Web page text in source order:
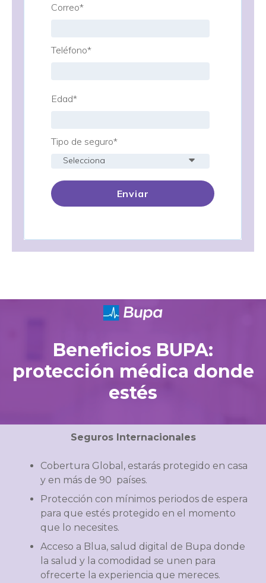
Correo*
Teléfono*
Edad*
Tipo de seguro*
Beneficios BUPA:
protección médica donde
estés
Seguros Internacionales
Cobertura Global, estarás protegido en casa
y en más de 90 países.
Protección con mínimos periodos de espera
para que estés protegido en el momento
que lo necesites.
Acceso a Blua, salud digital de Bupa donde
la salud y la comodidad se unen para
ofrecerte la experiencia que mereces.